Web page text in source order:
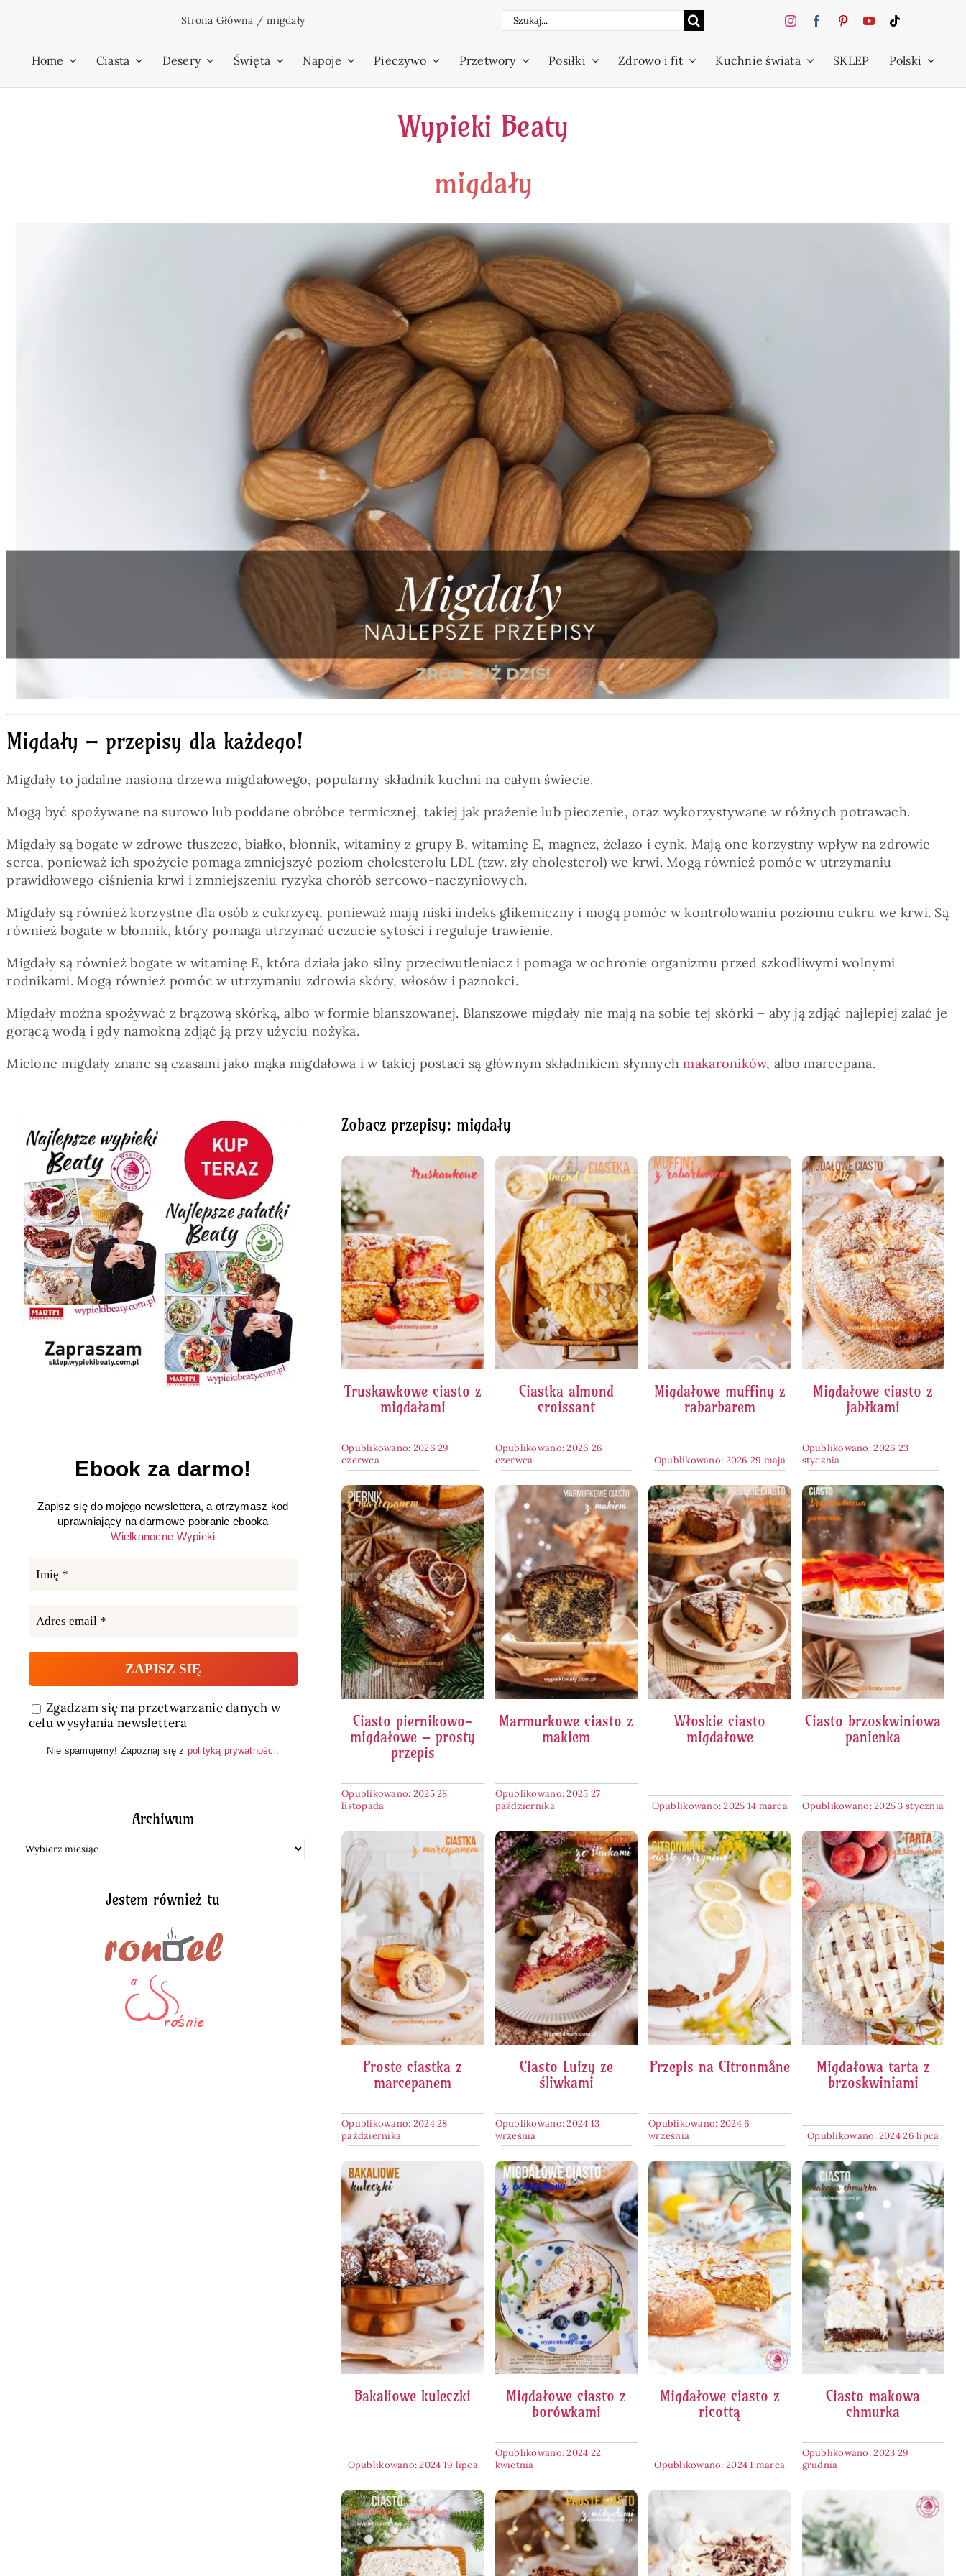
Strona Główna /migdały Szukaj
Home Ciasta Desery Święta Napoje Pieczywo Przetwory Posiłki Zdrowo i fit Kuchnie świata SKLEP Polski
Wypieki Beaty
migdały
Migdały – przepisy dla każdego!
Migdały to jadalne nasiona drzewa migdałowego, popularny składnik kuchni na całym świecie.
Mogą być spożywane na surowo lub poddane obróbce termicznej, takiej jak prażenie lub pieczenie, oraz wykorzystywane w różnych potrawach.
Migdały są bogate w zdrowe tłuszcze, białko, błonnik, witaminy z grupy B, witaminę E, magnez, żelazo i cynk. Mają one korzystny wpływ na zdrowie
serca, ponieważ ich spożycie pomaga zmniejszyć poziom cholesterolu LDL (tzw. zły cholesterol) we krwi. Mogą również pomóc w utrzymaniu
prawidłowego ciśnienia krwi i zmniejszeniu ryzyka chorób sercowo-naczyniowych.
Migdały są również korzystne dla osób z cukrzycą, ponieważ mają niski indeks glikemiczny i mogą pomóc w kontrolowaniu poziomu cukru we krwi. Są
również bogate w błonnik, który pomaga utrzymać uczucie sytości i reguluje trawienie.
Migdały są również bogate w witaminę E, która działa jako silny przeciwutleniacz i pomaga w ochronie organizmu przed szkodliwymi wolnymi
rodnikami. Mogą również pomóc w utrzymaniu zdrowia skóry, włosów i paznokci.
Migdały można spożywać z brązową skórką, albo w formie blanszowanej. Blanszowe migdały nie mają na sobie tej skórki – aby ją zdjąć najlepiej zalać je
gorącą wodą i gdy namokną zdjąć ją przy użyciu nożyka.
Mielone migdały znane są czasami jako mąka migdałowa i w takiej postaci są głównym składnikiem słynnychmakaroników, albo marcepana.
Ebook za darmo!
Zapisz się do mojego newslettera, a otrzymasz kod
uprawniający na darmowe pobranie ebooka
Wielkanocne Wypieki
Zgadzam się na przetwarzanie danych w
celu wysyłania newslettera
Nie spamujemy! Zapoznaj się z polityką prywatności
Archiwum
Archiwum
Jestem również tu
Zobacz przepisy: migdały
Truskawkowe ciasto z
migdałami
Opublikowano: 2026 29
czerwca
Ciastka almond
croissant
Opublikowano: 2026 26
czerwca
Migdałowe muffiny z
rabarbarem
Opublikowano: 2026 29 maja
Migdałowe ciasto z
jabłkami
Opublikowano: 2026 23
stycznia
Ciasto piernikowo-
migdałowe – prosty
przepis
Opublikowano: 2025 28
listopada
Marmurkowe ciasto z
makiem
Opublikowano: 2025 27
października
Włoskie ciasto
migdałowe
Opublikowano: 2025 14 marca
Ciasto brzoskwiniowa
panienka
Opublikowano: 2025 3 stycznia
Proste ciastka z
marcepanem
Opublikowano: 2024 28
października
Ciasto Luizy ze
śliwkami
Opublikowano: 2024 13
września
Przepis na Citronmåne
Opublikowano: 2024 6
września
Migdałowa tarta z
brzoskwiniami
Opublikowano: 2024 26 lipca
Bakaliowe kuleczki
Opublikowano: 2024 19 lipca
Migdałowe ciasto z
borówkami
Opublikowano: 2024 22
kwietnia
Migdałowe ciasto z
ricottą
Opublikowano: 2024 1 marca
Ciasto makowa
chmurka
Opublikowano: 2023 29
grudnia